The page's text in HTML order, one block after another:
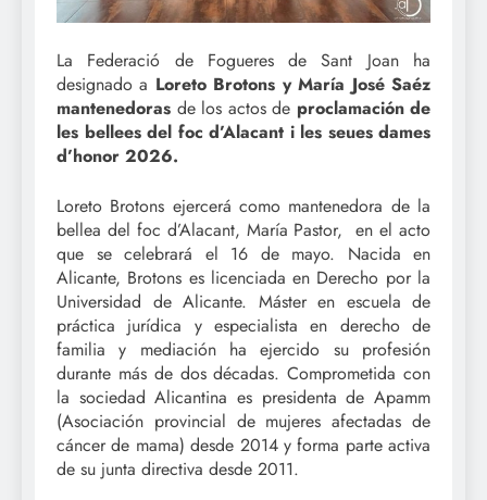
La Federació de Fogueres de Sant Joan ha
designado a Loreto Brotons y María José Saéz
mantenedoras de los actos de proclamación de
les bellees del foc d’Alacant i les seues dames
d’honor 2026.
Loreto Brotons ejercerá como mantenedora de la
bellea del foc d’Alacant, María Pastor, en el acto
que se celebrará el 16 de mayo. Nacida en
Alicante, Brotons es licenciada en Derecho por la
Universidad de Alicante. Máster en escuela de
práctica jurídica y especialista en derecho de
familia y mediación ha ejercido su profesión
durante más de dos décadas. Comprometida con
la sociedad Alicantina es presidenta de Apamm
(Asociación provincial de mujeres afectadas de
cáncer de mama) desde 2014 y forma parte activa
de su junta directiva desde 2011.